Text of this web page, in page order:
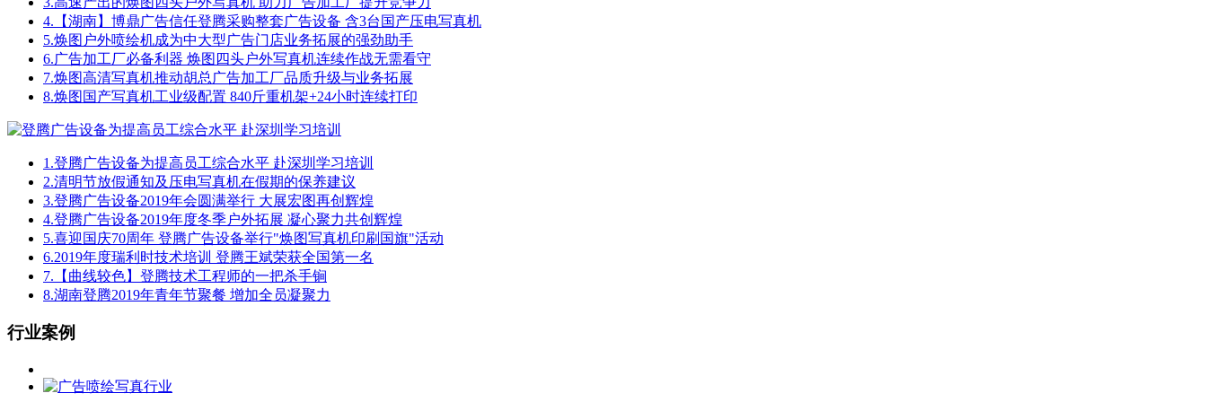
4. 【湖南】博鼎广告信任登腾采购整套广告设备 含3台国产压电写真机
5.焕图户外喷绘机成为中大型广告门店业务拓展的强劲助手
6.广告加工厂必备利器 焕图四头户外写真机连续作战无需看守
7.焕图高清写真机推动胡总广告加工厂品质升级与业务拓展
8.焕图国产写真机工业级配置 840斤重机架+24小时连续打印
1.登腾广告设备为提高员工综合水平 赴深圳学习培训
2.清明节放假通知及压电写真机在假期的保养建议
3.登腾广告设备2019年会圆满举行 大展宏图再创辉煌
4.登腾广告设备2019年度冬季户外拓展 凝心聚力共创辉煌
5.喜迎国庆70周年 登腾广告设备举行"焕图写真机印刷国旗"活动
6.2019年度瑞利时技术培训 登腾王斌荣获全国第一名
7. 【曲线较色】登腾技术工程师的一把杀手锏
8.湖南登腾2019年青年节聚餐 增加全员凝聚力
行业案例